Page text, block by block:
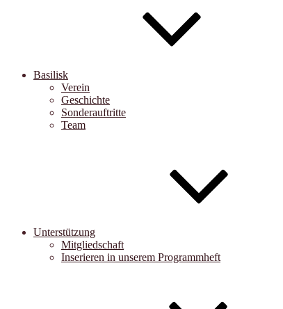
Basilisk
Verein
Geschichte
Sonderauftritte
Team
Unterstützung
Mitgliedschaft
Inserieren in unserem Programmheft